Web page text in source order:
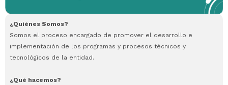
¿Quiénes Somos?
Somos el proceso encargado de promover el desarrollo e
implementación de los programas y procesos técnicos y
tecnológicos de la entidad.
¿Qué hacemos?